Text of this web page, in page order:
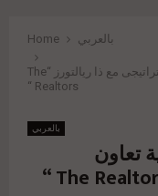
Home بالعربي
“جسور للتطوير” توقع اتفاقية تعاون استراتيجى مع ذا ريالتورز “The
Realtors “
بالعربي
تعاون